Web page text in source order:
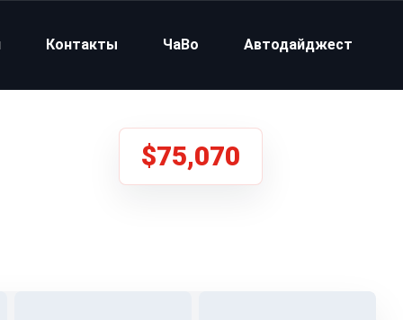
Контакты ЧаВо Автодайджест
$75,070